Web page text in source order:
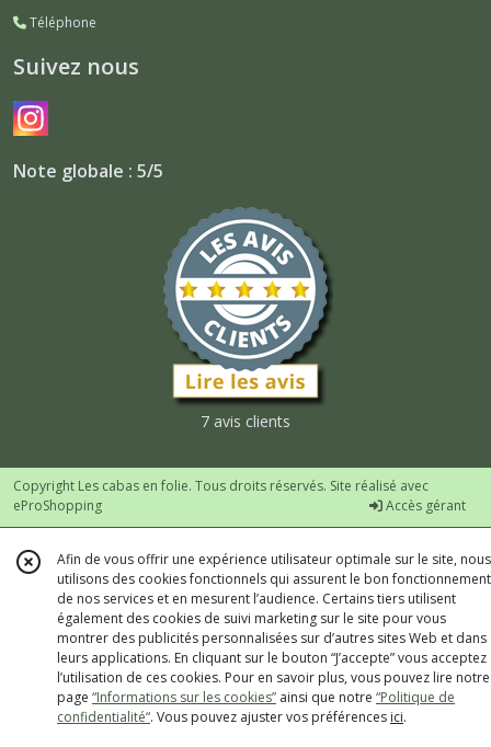
Téléphone
Suivez nous
Note globale : 5/5
7 avis clients
Copyright Les cabas en folie. Tous droits réservés. Site réalisé avec
eProShopping
Accès gérant
Afin de vous offrir une expérience utilisateur optimale sur le site, nous
utilisons des cookies fonctionnels qui assurent le bon fonctionnement
de nos services et en mesurent l’audience. Certains tiers utilisent
également des cookies de suivi marketing sur le site pour vous
montrer des publicités personnalisées sur d’autres sites Web et dans
leurs applications. En cliquant sur le bouton “J’accepte” vous acceptez
l’utilisation de ces cookies. Pour en savoir plus, vous pouvez lire notre
page “Informations sur les cookies” ainsi que notre “Politique de
confidentialité“. Vous pouvez ajuster vos préférences ici.